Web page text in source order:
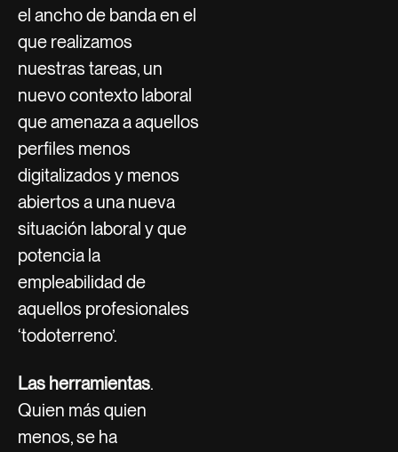
el ancho de banda en el
que realizamos
nuestras tareas, un
nuevo contexto laboral
que amenaza a aquellos
perfiles menos
digitalizados y menos
abiertos a una nueva
situación laboral y que
potencia la
empleabilidad de
aquellos profesionales
‘todoterreno’.
Las herramientas.
Quien más quien
menos, se ha